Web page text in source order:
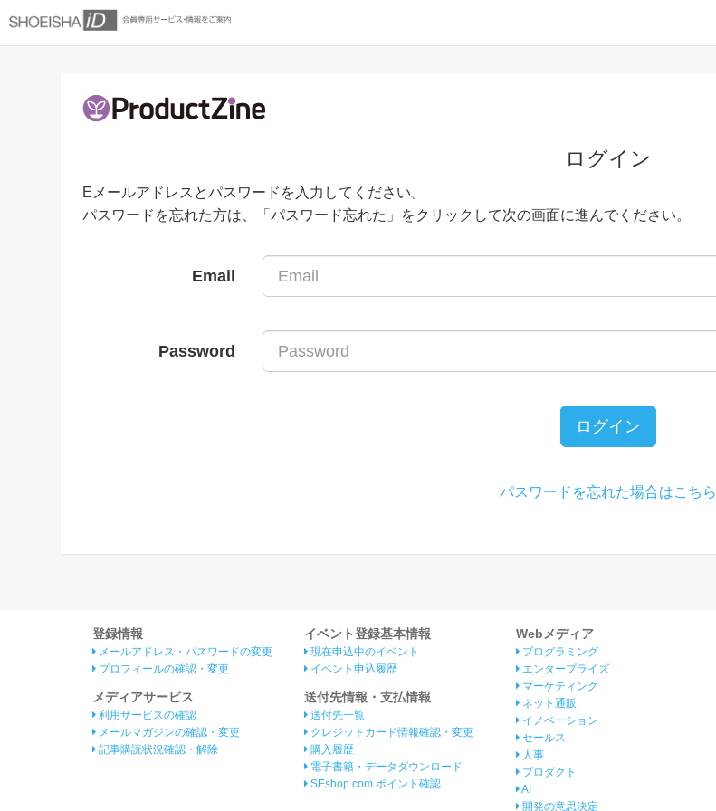
ログイン
Eメールアドレスとパスワードを入力してください。
パスワードを忘れた方は、「パスワード忘れた」をクリックして次の画面に進んでください。
Email
Password
ログイン
パスワードを忘れた場合はこちら
登録情報
メールアドレス・パスワードの変更
プロフィールの確認・変更
メディアサービス
利用サービスの確認
メールマガジンの確認・変更
記事購読状況確認・解除
イベント登録基本情報
現在申込中のイベント
イベント申込履歴
送付先情報・支払情報
送付先一覧
クレジットカード情報確認・変更
購入履歴
電子書籍・データダウンロード
SEshop.com ポイント確認
Webメディア
プログラミング
エンタープライズ
マーケティング
ネット通販
イノベーション
セールス
人事
プロダクト
AI
開発の意思決定